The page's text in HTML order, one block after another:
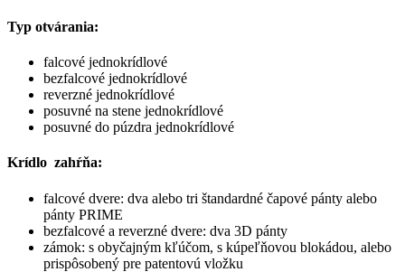
Typ otvárania:
falcové jednokrídlové
bezfalcové jednokrídlové
reverzné jednokrídlové
posuvné na stene jednokrídlové
posuvné do púzdra jednokrídlové
Krídlo zahŕňa:
falcové dvere: dva alebo tri štandardné čapové pánty alebo
pánty PRIME
bezfalcové a reverzné dvere: dva 3D pánty
zámok: s obyčajným kľúčom, s kúpeľňovou blokádou, alebo
prispôsobený pre patentovú vložku